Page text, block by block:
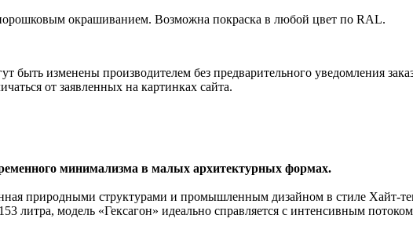
окрашиванием. Возможна покраска в любой цвет по RAL.
быть изменены производителем без предварительного уведомления
от заявленных на картинках сайта.
минимализма в малых архитектурных формах.
природными структурами и промышленным дизайном в стиле Хайт-
литра, модель «Гексагон» идеально справляется с интенсивным